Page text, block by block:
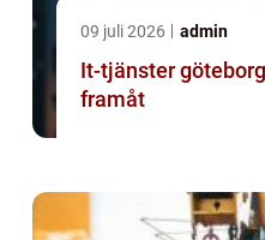
09 juli 2026 admin
It-tjänster
framåt